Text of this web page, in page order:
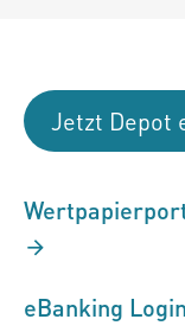
Jetzt Depot
eBanking Login